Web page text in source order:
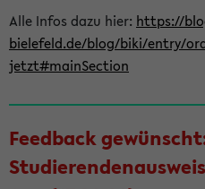
Alle Infos dazu hier: https://
bielefeld.de/blog/biki/entry/
jetzt#mainSection
Feedback